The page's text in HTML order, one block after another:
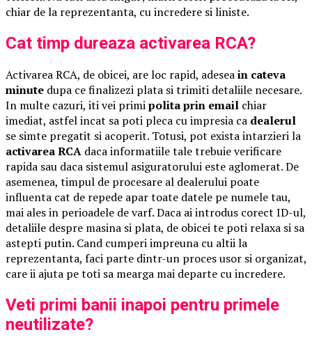
chiar de la reprezentanta, cu incredere si liniste.
Cat timp dureaza activarea RCA?
Activarea RCA, de obicei, are loc rapid, adeseain cateva
minute dupa ce finalizezi plata si trimiti detaliile necesare.
In multe cazuri, iti vei primipolita prin email chiar
imediat, astfel incat sa poti pleca cu impresia ca dealerul
se simte pregatit si acoperit. Totusi, pot exista intarzieri la
activarea RCA daca informatiile tale trebuie verificare
rapida sau daca sistemul asiguratorului este aglomerat. De
asemenea, timpul de procesare al dealerului poate
influenta cat de repede apar toate datele pe numele tau,
mai ales in perioadele de varf. Daca ai introdus corect ID-ul,
detaliile despre masina si plata, de obicei te poti relaxa si sa
astepti putin. Cand cumperi impreuna cu altii la
reprezentanta, faci parte dintr-un proces usor si organizat,
care ii ajuta pe toti sa mearga mai departe cu incredere.
Veti primi banii inapoi pentru primele
neutilizate?